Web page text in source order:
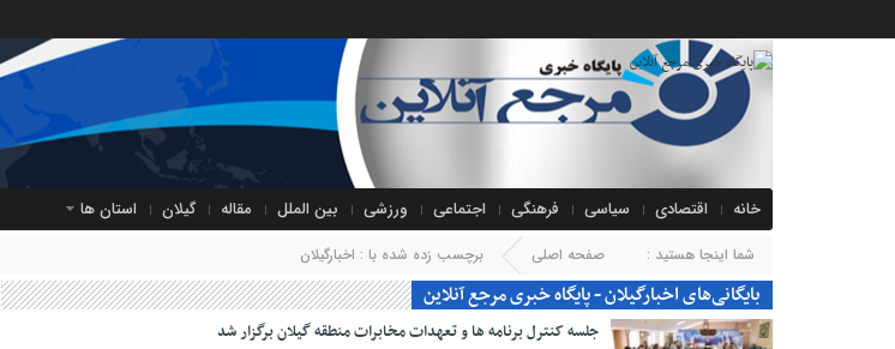
خانه اقتصادی سیاسی فرهنگی اجتماعی ورزشی بین الملل مقاله گیلان استان ها
شما اینجا هستید : صفحه اصلی برچسب زده شده با : اخبارگیلان
بایگانی‌های اخبارگیلان - پایگاه خبری مرجع آنلاین
جلسه کنترل برنامه ها و تعهدات مخابرات منطقه گیلان برگزار شد